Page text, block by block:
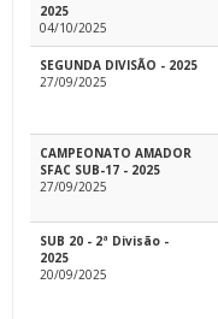
2025
04/10/2025
SEGUNDA DIVISÃO - 2025
27/09/2025
CAMPEONATO AMADOR
SFAC SUB-17 - 2025
27/09/2025
SUB 20 - 2ª Divisão -
2025
20/09/2025